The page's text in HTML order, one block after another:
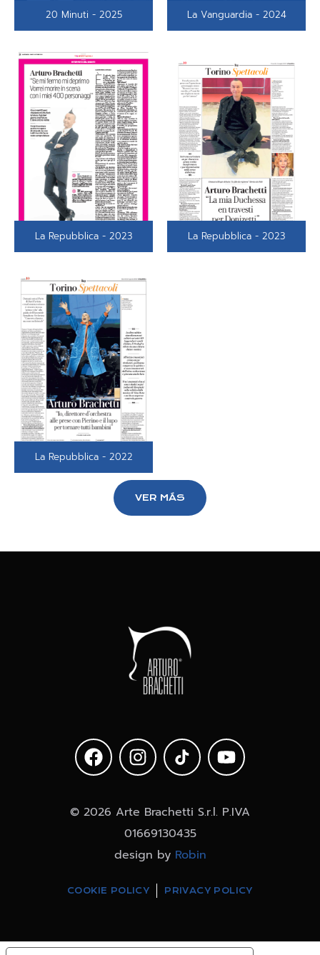
20 Minuti - 2025 La Vanguardia - 2024
La Repubblica - 2023 La Repubblica - 2023
La Repubblica - 2022
VER MÁS
© 2026 Arte Brachetti S.r.l. P.IVA
01669130435
design by Robin
COOKIE POLICY PRIVACY POLICY